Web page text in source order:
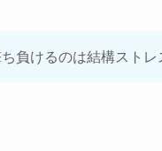
負けるのは結構スト